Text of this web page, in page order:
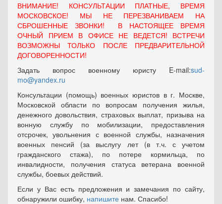
ВНИМАНИЕ! КОНСУЛЬТАЦИИ ПЛАТНЫЕ, ВРЕМЯ
МОСКОВСКОЕ! МЫ НЕ ПЕРЕЗВАНИВАЕМ НА
СБРОШЕННЫЕ ЗВОНКИ! В НАСТОЯЩЕЕ ВРЕМЯ
ОЧНЫЙ ПРИЕМ В ОФИСЕ НЕ ВЕДЕТСЯ! ВСТРЕЧИ
ВОЗМОЖНЫ ТОЛЬКО ПОСЛЕ ПРЕДВАРИТЕЛЬНОЙ
ДОГОВОРЕННОСТИ!
Задать вопрос военному юристу E-mail:sud-
mo@yandex.ru
Консультации (помощь) военных юристов в г. Москве,
Московской области по вопросам получения жилья,
денежного довольствия, страховых выплат, призыва на
вонную службу по мобилизации, предоставления
отсрочек, увольнения с военной службы, назначения
военных пенсий (за выслугу лет (в т.ч. с учетом
гражданского стажа), по потере кормильца, по
инвалидности, получения статуса ветерана военной
службы, боевых действий.
Если у Вас есть предложения и замечания по сайту,
обнаружили ошибку, напишите нам. Спасибо!